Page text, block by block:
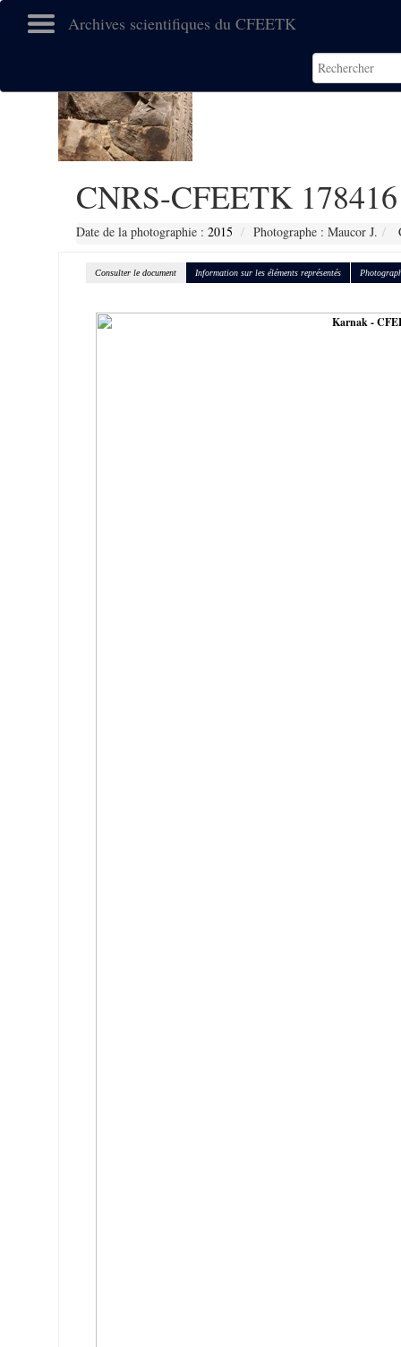
Archives scientifiques du CFEETK
CNRS-CFEETK 178416
Date de la photographie : 2015 Photographe : Maucor J.
Consulter le document Information sur les éléments représentés